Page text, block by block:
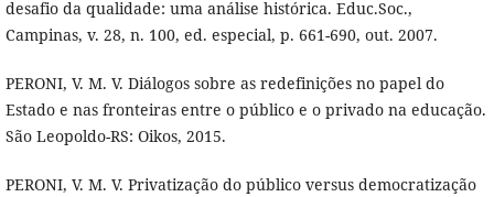
desafio da qualidade: uma análise histórica. Educ.Soc.,
Campinas, v. 28, n. 100, ed. especial, p. 661-690, out. 2007.
PERONI, V. M. V. Diálogos sobre as redefinições no papel do
Estado e nas fronteiras entre o público e o privado na educação.
São Leopoldo-RS: Oikos, 2015.
PERONI, V. M. V. Privatização do público versus democratização